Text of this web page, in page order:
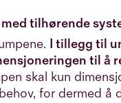
tilhørende
I tillegg til
til å
skal kun
for dermed å